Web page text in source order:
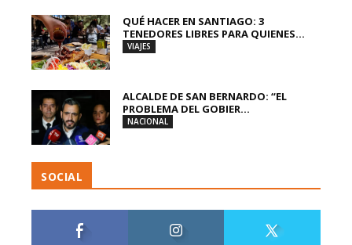
QUÉ HACER EN SANTIAGO: 3
TENEDORES LIBRES PARA QUIENES...
VIAJES
ALCALDE DE SAN BERNARDO: “EL
PROBLEMA DEL GOBIER...
NACIONAL
SOCIAL